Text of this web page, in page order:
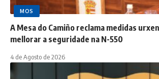
MOS
A Mesa do Camiño reclama medidas
mellorar a seguridade na N-550
4 de Agosto de 2026